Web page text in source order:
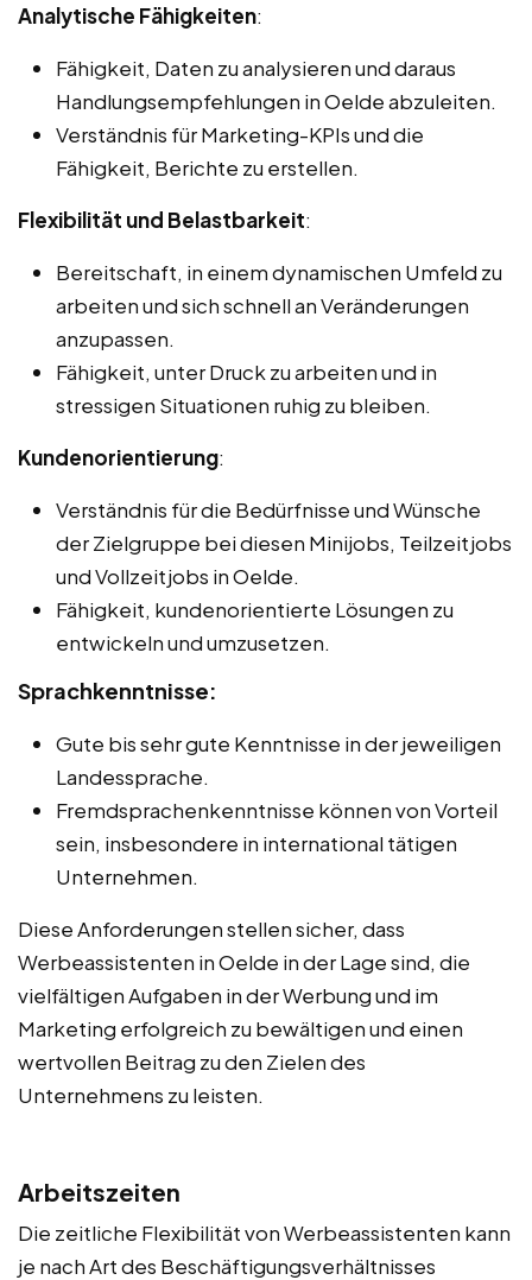
Analytische Fähigkeiten:
Fähigkeit, Daten zu analysieren und daraus
Handlungsempfehlungen in Oelde abzuleiten.
Verständnis für Marketing-KPIs und die
Fähigkeit, Berichte zu erstellen.
Flexibilität und Belastbarkeit:
Bereitschaft, in einem dynamischen Umfeld zu
arbeiten und sich schnell an Veränderungen
anzupassen.
Fähigkeit, unter Druck zu arbeiten und in
stressigen Situationen ruhig zu bleiben.
Kundenorientierung:
Verständnis für die Bedürfnisse und Wünsche
der Zielgruppe bei diesen Minijobs, Teilzeitjobs
und Vollzeitjobs in Oelde.
Fähigkeit, kundenorientierte Lösungen zu
entwickeln und umzusetzen.
Sprachkenntnisse:
Gute bis sehr gute Kenntnisse in der jeweiligen
Landessprache.
Fremdsprachenkenntnisse können von Vorteil
sein, insbesondere in international tätigen
Unternehmen.
Diese Anforderungen stellen sicher, dass
Werbeassistenten in Oelde in der Lage sind, die
vielfältigen Aufgaben in der Werbung und im
Marketing erfolgreich zu bewältigen und einen
wertvollen Beitrag zu den Zielen des
Unternehmens zu leisten.
Arbeitszeiten
Die zeitliche Flexibilität von Werbeassistenten kann
je nach Art des Beschäftigungsverhältnisses